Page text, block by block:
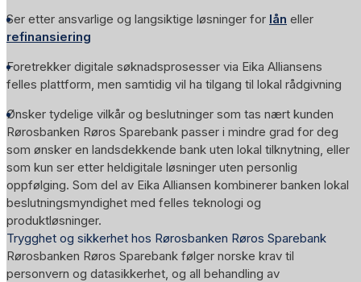
Ser etter ansvarlige og langsiktige løsninger for lån eller
refinansiering
Foretrekker digitale søknadsprosesser via Eika Alliansens
felles plattform, men samtidig vil ha tilgang til lokal rådgivning
Ønsker tydelige vilkår og beslutninger som tas nært kunden
Rørosbanken Røros Sparebank passer i mindre grad for deg
som ønsker en landsdekkende bank uten lokal tilknytning, eller
som kun ser etter heldigitale løsninger uten personlig
oppfølging. Som del av Eika Alliansen kombinerer banken lokal
beslutningsmyndighet med felles teknologi og
produktløsninger.
Trygghet og sikkerhet hos Rørosbanken Røros Sparebank
Rørosbanken Røros Sparebank følger norske krav til
personvern og datasikkerhet, og all behandling av